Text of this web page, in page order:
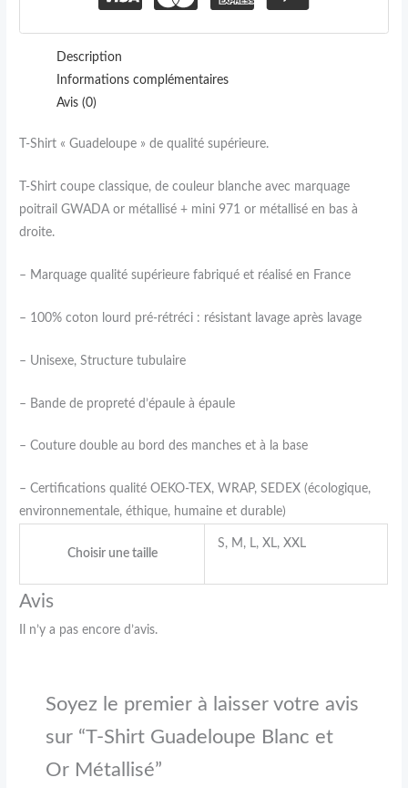
Description
Informations complémentaires
Avis (0)
T-Shirt « Guadeloupe » de qualité supérieure.
T-Shirt coupe classique, de couleur blanche avec marquage
poitrail GWADA or métallisé + mini 971 or métallisé en bas à
droite.
– Marquage qualité supérieure fabriqué et réalisé en France
– 100% coton lourd pré-rétréci : résistant lavage après lavage
– Unisexe, Structure tubulaire
– Bande de propreté d’épaule à épaule
– Couture double au bord des manches et à la base
– Certifications qualité OEKO-TEX, WRAP, SEDEX (écologique,
environnementale, éthique, humaine et durable)
Choisir une taille
S, M, L, XL, XXL
Avis
Il n’y a pas encore d’avis.
Soyez le premier à laisser votre avis
sur “T-Shirt Guadeloupe Blanc et
Or Métallisé”